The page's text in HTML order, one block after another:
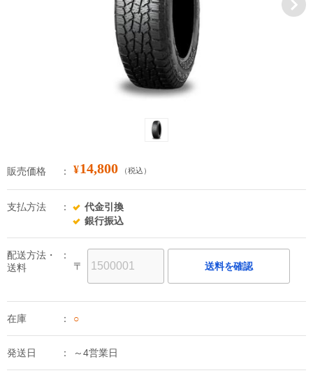
販売価格 ¥14,800 （税込）
支払方法
代金引換
銀行振込
配送方法・
送料
〒 送料を確認
在庫 ○
発送日 ～4営業日